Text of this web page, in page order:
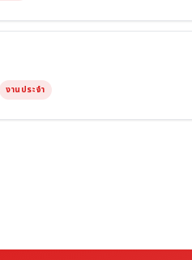
งานประจำ